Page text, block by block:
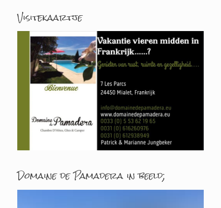
Visitekaartje
Domaine de Pamadera in beeld;
Lecteur